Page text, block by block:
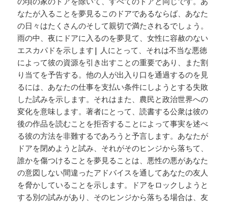
なたが入ることを夢見るこのドアであるならば、あなた
の日々はたくさんのそして親切で満たされるでしょう。
雨の中、夜にドアに入るのを夢見て、女性に容赦のない
エスカパドを示します| 人にとって、それは不当な悪徳
によって彼の資源を引き出すことの重要であり、また割
り当てを予告する。他の人が出入り口を通過するのを見
るには、あなたの仕事を支払い条件にしようとする失敗
した試みを示します。それはまた、農民と政治世界への
変化を意味します。著者にとって、読書する公衆は彼の
後の作品を読むことを拒否することによって事実を述べ
る彼の方法を非難するであろうと予言します。あなたが
ドアを閉めようと試み、それがそのヒンジから落ちて、
誰かを傷つけることを夢見ることは、悪性の悪があなた
の意図しない間違ったアドバイスを通してあなたの友人
を脅かしていることを示します。ドアをロックしようと
する別の試みがあり、そのヒンジから落ちる場合は、友